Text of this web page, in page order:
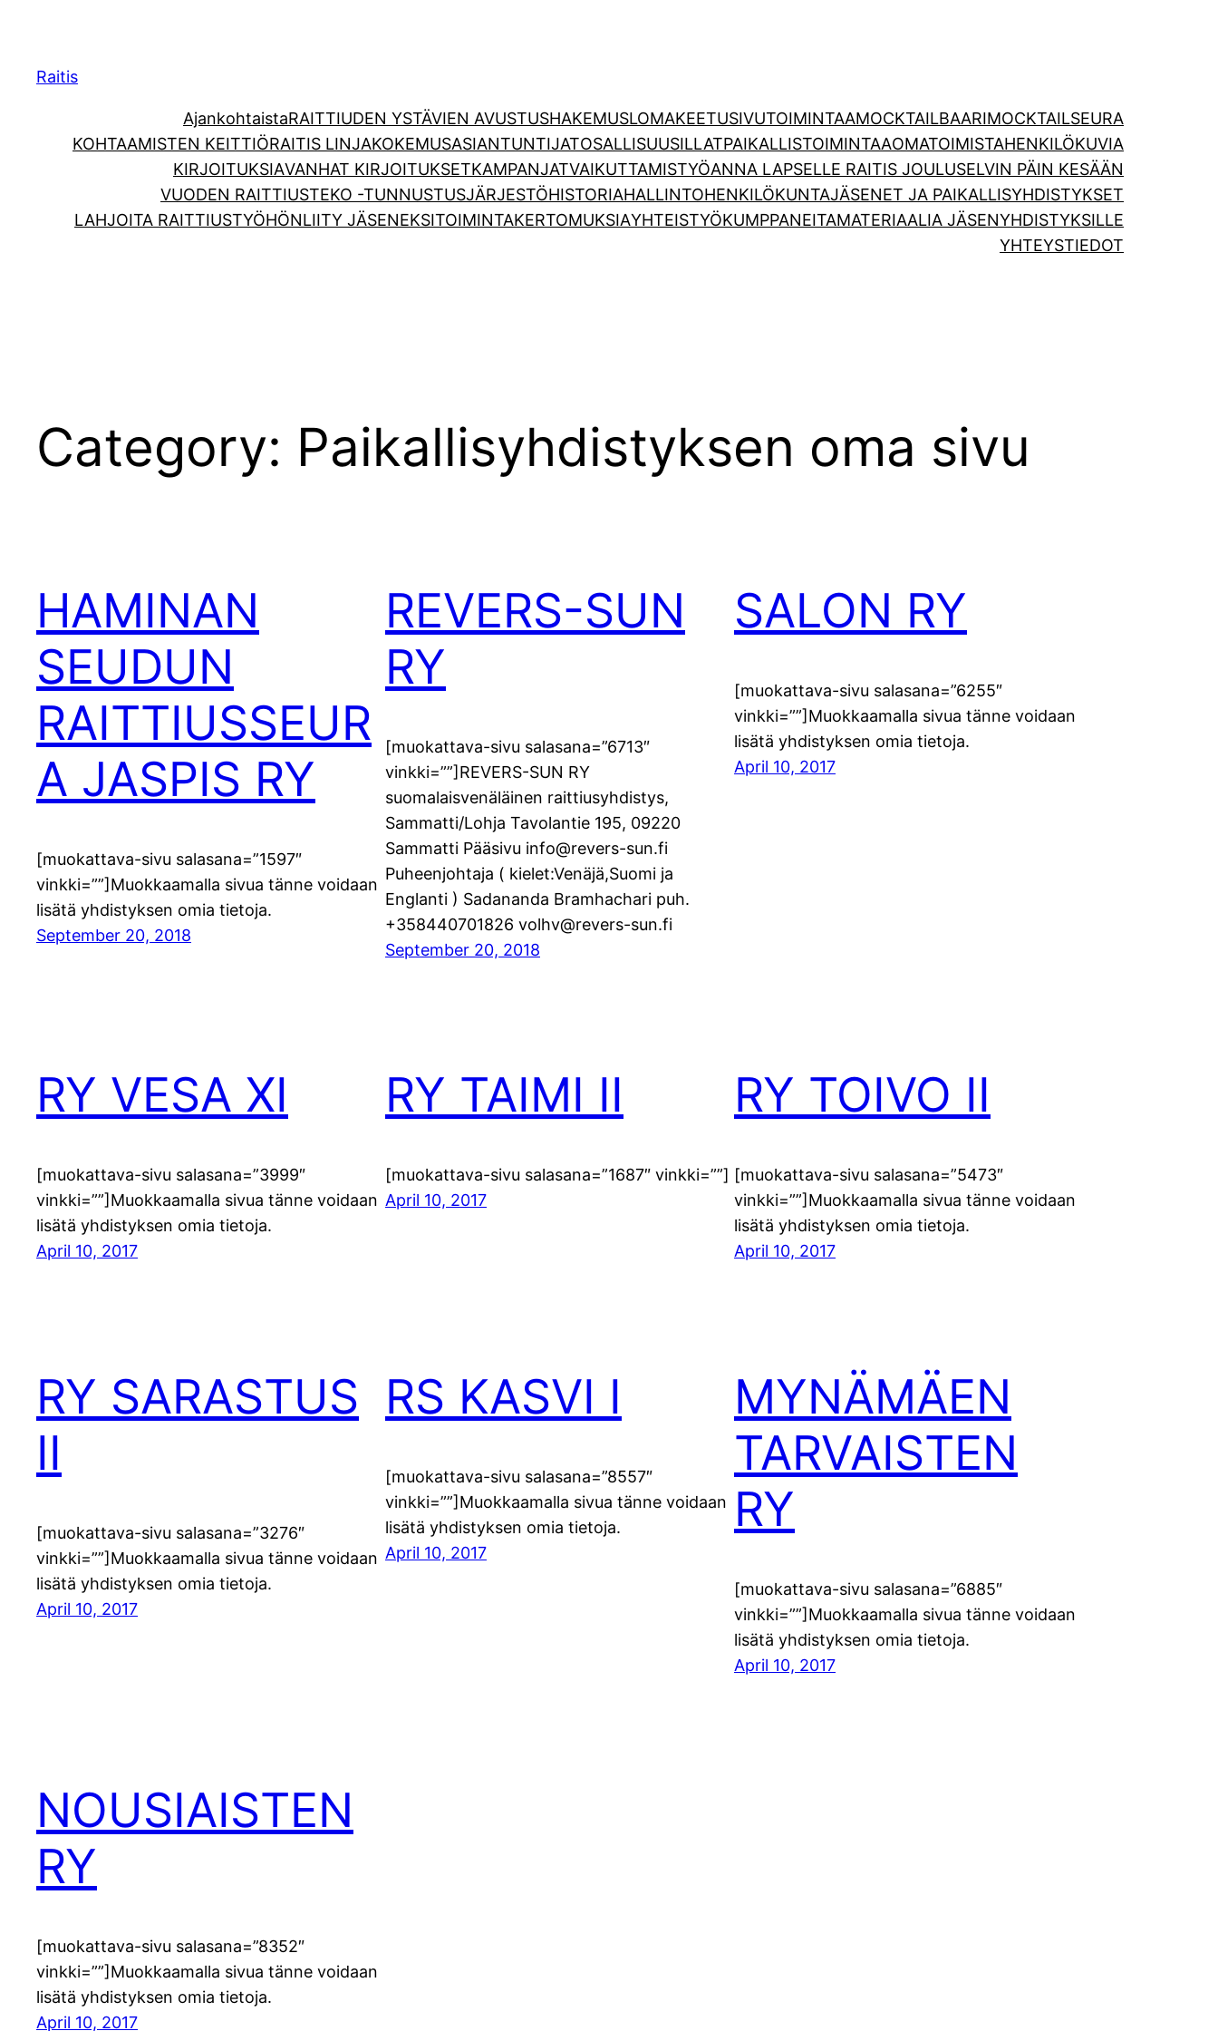
Raitis
AjankohtaistaRAITTIUDEN YSTÄVIEN AVUSTUSHAKEMUSLOMAKEETUSIVUTOIMINTAAMOCKTAILBAARIMOCKTAILSEURA
KOHTAAMISTEN KEITTIÖRAITIS LINJAKOKEMUSASIANTUNTIJATOSALLISUUSILLATPAIKALLISTOIMINTAAOMATOIMISTAHENKILÖKUVIA
KIRJOITUKSIAVANHAT KIRJOITUKSETKAMPANJATVAIKUTTAMISTYÖANNA LAPSELLE RAITIS JOULUSELVIN PÄIN KESÄÄN
VUODEN RAITTIUSTEKO -TUNNUSTUSJÄRJESTÖHISTORIAHALLINTOHENKILÖKUNTAJÄSENET JA PAIKALLISYHDISTYKSET
LAHJOITA RAITTIUSTYÖHÖNLIITY JÄSENEKSITOIMINTAKERTOMUKSIAYHTEISTYÖKUMPPANEITAMATERIAALIA JÄSENYHDISTYKSILLE
YHTEYSTIEDOT
Category: Paikallisyhdistyksen oma sivu
HAMINAN
SEUDUN
RAITTIUSSEUR
A JASPIS RY
[muokattava-sivu salasana=”1597″
vinkki=””]Muokkaamalla sivua tänne voidaan
lisätä yhdistyksen omia tietoja.
September 20, 2018
REVERS-SUN
RY
[muokattava-sivu salasana=”6713″
vinkki=””]REVERS-SUN RY
suomalaisvenäläinen raittiusyhdistys,
Sammatti/Lohja Tavolantie 195, 09220
Sammatti Pääsivu info@revers-sun.fi
Puheenjohtaja ( kielet:Venäjä,Suomi ja
Englanti ) Sadananda Bramhachari puh.
+358440701826 volhv@revers-sun.fi
September 20, 2018
SALON RY
[muokattava-sivu salasana=”6255″
vinkki=””]Muokkaamalla sivua tänne voidaan
lisätä yhdistyksen omia tietoja.
April 10, 2017
RY VESA XI
[muokattava-sivu salasana=”3999″
vinkki=””]Muokkaamalla sivua tänne voidaan
lisätä yhdistyksen omia tietoja.
April 10, 2017
RY TAIMI II
[muokattava-sivu salasana=”1687″ vinkki=””]
April 10, 2017
RY TOIVO II
[muokattava-sivu salasana=”5473″
vinkki=””]Muokkaamalla sivua tänne voidaan
lisätä yhdistyksen omia tietoja.
April 10, 2017
RY SARASTUS
II
[muokattava-sivu salasana=”3276″
vinkki=””]Muokkaamalla sivua tänne voidaan
lisätä yhdistyksen omia tietoja.
April 10, 2017
RS KASVI I
[muokattava-sivu salasana=”8557″
vinkki=””]Muokkaamalla sivua tänne voidaan
lisätä yhdistyksen omia tietoja.
April 10, 2017
MYNÄMÄEN
TARVAISTEN
RY
[muokattava-sivu salasana=”6885″
vinkki=””]Muokkaamalla sivua tänne voidaan
lisätä yhdistyksen omia tietoja.
April 10, 2017
NOUSIAISTEN
RY
[muokattava-sivu salasana=”8352″
vinkki=””]Muokkaamalla sivua tänne voidaan
lisätä yhdistyksen omia tietoja.
April 10, 2017